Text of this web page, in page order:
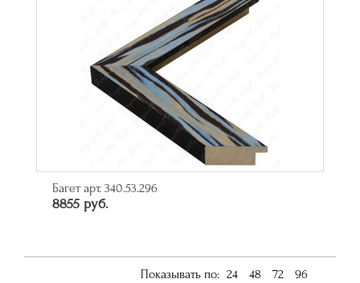
Багет арт. 340.53.296
8855 руб.
Показывать по: 24 48 72 96